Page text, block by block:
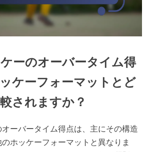
ーのオーバータイム得
ケーフォーマットとど
されますか？
ーバータイム得点は、主にその構造
ホッケーフォーマットと異なりま